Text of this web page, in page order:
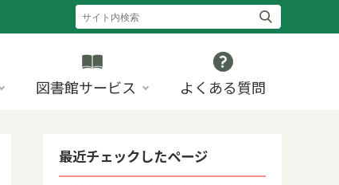
図書館サービス よくある質問
最近チェックしたページ